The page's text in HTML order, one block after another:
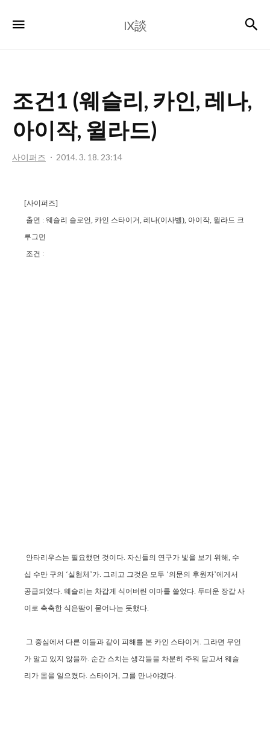
談
Ⅸ談
조건1 (웨슬리, 카인, 레나,
아이작, 윌라드)
사이퍼즈 2014. 3. 18. 23:14
[사이퍼즈]
출연 : 웨슬리 슬로언, 카인 스타이거, 레나(이사벨), 아이작, 윌라드 크
루그먼
조건 :
안타리우스는 필요했던 것이다. 자신들의 연구가 빛을 보기 위해, 수
십 수만 구의 ‘실험체’가. 그리고 그것은 모두 ‘의문의 후원자’에게서
공급되었다. 웨슬리는 차갑게 식어버린 이마를 쓸었다. 두터운 장갑 사
이로 축축한 식은땀이 묻어나는 듯했다.
그 중심에서 다른 이들과 같이 피해를 본 카인 스타이거. 그라면 무언
가 알고 있지 않을까. 순간 스치는 생각들을 차분히 주워 담고서 웨슬
리가 몸을 일으켰다. 스타이거, 그를 만나야겠다.